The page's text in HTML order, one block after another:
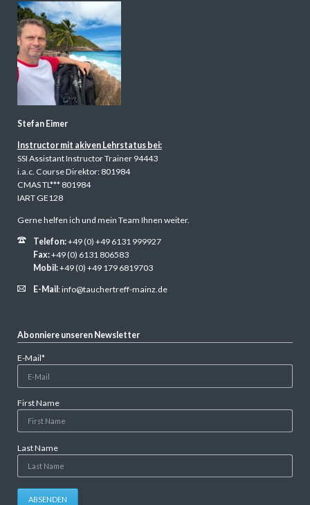
Stefan Eimer
Instructor mit akiven Lehrstatus bei:
SSI Assistant Instructor Trainer 94443
i.a.c. Course Direktor: 801984
CMAS TL*** 801984
IART GE128
Gerne helfen ich und mein Team Ihnen weiter.
Telefon:+49 (0) +49 6131 999927
Fax:+49 (0) 6131 806583
Mobil:+49 (0) +49 179 6819703
E-Mail :info@tauchertreff-mainz.de
Abonniere unseren Newsletter
Pflichtfeld
E-Mail*
First Name
Last Name
ABSENDEN